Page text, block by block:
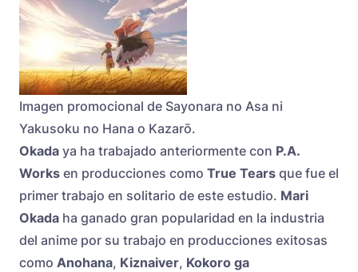
Imagen promocional de Sayonara no Asa ni
Yakusoku no Hana o Kazarō.
Okada ya ha trabajado anteriormente con P.A.
Works en producciones como True Tears que fue el
primer trabajo en solitario de este estudio. Mari
Okada ha ganado gran popularidad en la industria
del anime por su trabajo en producciones exitosas
como Anohana, Kiznaiver, Kokoro ga